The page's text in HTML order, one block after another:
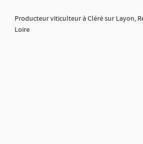
Producteur viticulteur à Cléré sur Layon,
Loire